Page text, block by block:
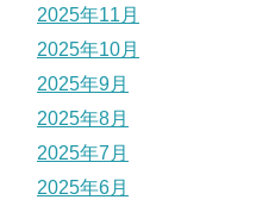
2025年11月
2025年10月
2025年9月
2025年8月
2025年7月
2025年6月